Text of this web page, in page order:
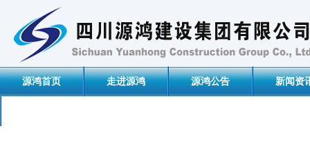
源鸿首页 走进源鸿 源鸿公告 新闻资